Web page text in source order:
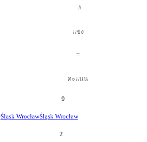
#
แข่ง
=
คะแนน
9
Śląsk WrocławŚląsk Wrocław
2